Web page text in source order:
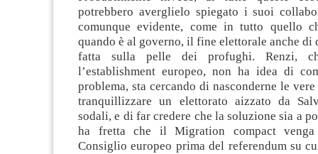
potrebbero averglielo spiegato i suoi
comunque evidente, come in tutto quello
quando è al governo, il fine elettorale anche di
fatta sulla pelle dei profughi. Renzi,
l’establishment europeo, non ha idea di
problema, sta cercando di nasconderne le
tranquillizzare un elettorato aizzato da
sodali, e di far credere che la soluzione sia a
ha fretta che il Migration compact venga
Consiglio europeo prima del referendum su